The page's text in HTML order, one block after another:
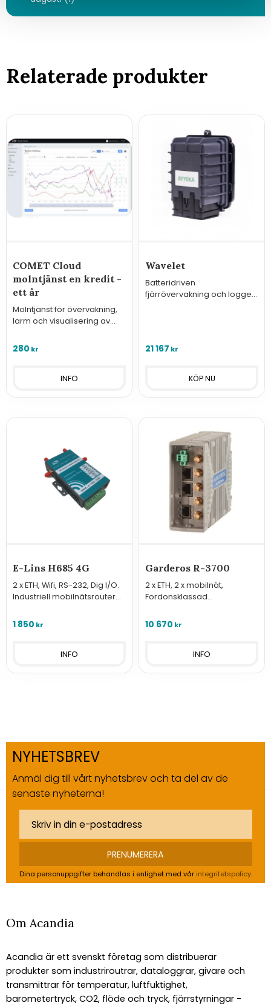
Relaterade produkter
COMET Cloud
molntjänst en kredit -
ett år
Molntjänst för övervakning,
larm och visualisering av
sensorer (4G-loggrar, WiFi-,
280 kr
INFO
Wavelet
Batteridriven
fjärrövervakning och logger
21 167 kr
E-Lins H685 4G
2 x ETH, Wifi, RS-232, Dig I/O.
Industriell mobilnätsrouter
funktioner i kompakt format.
1 850 kr
INFO
Garderos R-3700
2 x ETH, 2 x mobilnät,
Fordonsklassad
avancerad routing och
10 670 kr
INFO
NYHETSBREV
Anmäl dig till vårt nyhetsbrev och ta del av de
senaste nyheterna!
PRENUMERERA
Dina personuppgifter behandlas i enlighet med vår integritetspolicy.
Om Acandia
Acandia är ett svenskt företag som distribuerar
produkter som industriroutrar, dataloggrar, givare och
transmittrar för temperatur, luftfuktighet,
barometertryck, CO2, flöde och tryck, fjärrstyrningar -